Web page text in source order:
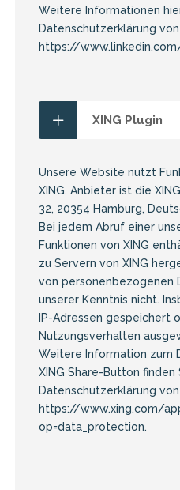
Weitere Informationen
Datenschutzerklärung
https://
XING Plugin
Unsere Website nutzt
XING. Anbieter ist die
32, 20354 Hamburg,
Bei jedem Abruf einer
Funktionen von XING
zu Servern von XING
von personenbezogenen
unserer Kenntnis nicht.
IP-Adressen gespeichert
Nutzungsverhalten
Weitere Information zum
XING Share-Button finden
Datenschutzerklärung von
https://www.xing.com/
op=data_protection.